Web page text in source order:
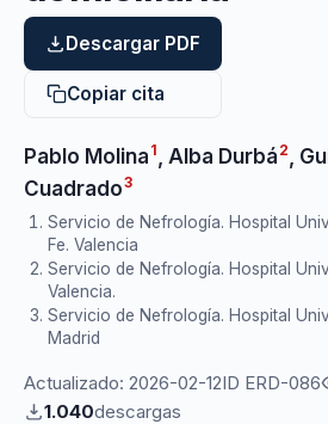
Descargar PDF
Copiar cita
Pablo Molina 1 Alba Durbá 2
Cuadrado3
Servicio de Nefrología. Hospital
Fe. Valencia
Servicio de Nefrología. Hospital
Valencia.
Servicio de Nefrología. Hospital
Madrid
Actualizado: 2026-02-12ID ERD-086
1.040descargas